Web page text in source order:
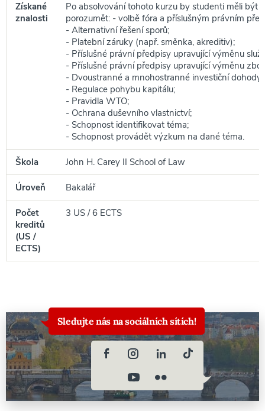
Získané
znalosti
Po absolvování tohoto kurzu by studenti měli být
porozumět: - volbě fóra a příslušným právním
- Alternativní řešení sporů;
- Platební záruky (např. směnka, akreditiv);
- Příslušné právní předpisy upravující výměnu
- Příslušné právní předpisy upravující výměnu
- Dvoustranné a mnohostranné investiční dohody;
- Regulace pohybu kapitálu;
- Pravidla WTO;
- Ochrana duševního vlastnictví;
- Schopnost identifikovat téma;
- Schopnost provádět výzkum na dané téma.
Škola John H. Carey II School of Law
Úroveň Bakalář
Počet
kreditů
(US /
ECTS)
3 US / 6 ECTS
Sledujte nás na sociálních sítích!